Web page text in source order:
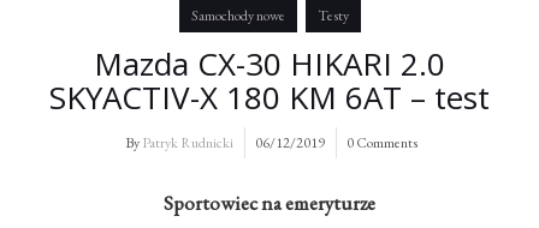
Samochody nowe Testy
Mazda CX-30 HIKARI 2.0
SKYACTIV-X 180 KM 6AT – test
ByPatryk Rudnicki 06/12/2019 0 Comments
Sportowiec na emeryturze